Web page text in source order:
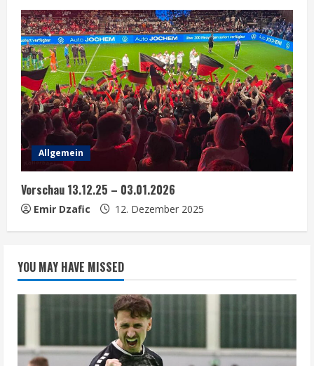
Allgemein
Vorschau 13.12.25 – 03.01.2026
Emir Dzafic 12. Dezember 2025
YOU MAY HAVE MISSED